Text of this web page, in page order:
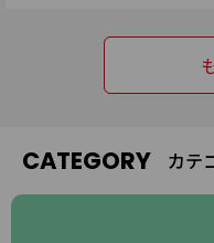
CATEGORY カテ